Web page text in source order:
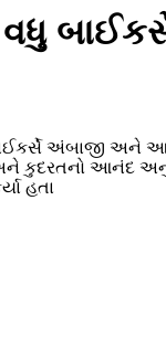
વધુ
અંબાજી
કુદરતનો આનંદ
હતા